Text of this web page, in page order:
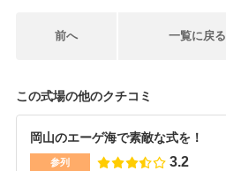
前へ 一覧に戻る
この式場の他のクチコミ
岡山のエーゲ海で素敵な式を！
参列 3.2